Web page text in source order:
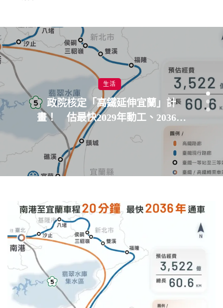
生活
政院核定「高鐵延伸宜蘭」計
畫！ 估最快2029年動工、2036年